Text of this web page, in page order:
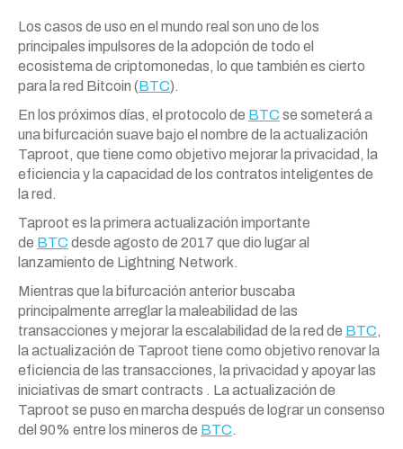
Los casos de uso en el mundo real son uno de los
principales impulsores de la adopción de todo el
ecosistema de criptomonedas, lo que también es cierto
para la red Bitcoin (BTC).
En los próximos días, el protocolo de BTC se someterá a
una bifurcación suave bajo el nombre de la actualización
Taproot, que tiene como objetivo mejorar la privacidad, la
eficiencia y la capacidad de los contratos inteligentes de
la red.
Taproot es la primera actualización importante
de BTC desde agosto de 2017 que dio lugar al
lanzamiento de Lightning Network.
Mientras que la bifurcación anterior buscaba
principalmente arreglar la maleabilidad de las
transacciones y mejorar la escalabilidad de la red de BTC,
la actualización de Taproot tiene como objetivo renovar la
eficiencia de las transacciones, la privacidad y apoyar las
iniciativas de smart contracts . La actualización de
Taproot se puso en marcha después de lograr un consenso
del 90% entre los mineros de BTC.